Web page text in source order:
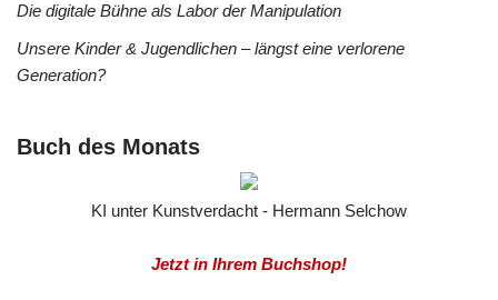
Die digitale Bühne als Labor der Manipulation
Unsere Kinder & Jugendlichen – längst eine verlorene
Generation?
Buch des Monats
KI unter Kunstverdacht - Hermann Selchow
Jetzt in Ihrem Buchshop!